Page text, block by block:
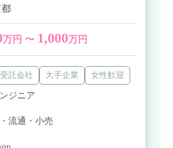
万円 〜 1,000万円
託会社 大手企業 女性歓迎
ジニア
流通・小売